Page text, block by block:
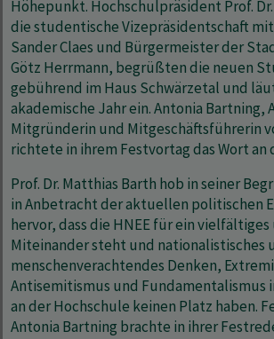
Höhepunkt. Hochschulpräsident Prof.
die studentische Vizepräsidentschaft
Sander Claes und Bürgermeister der
Götz Herrmann, begrüßten die neuen
gebührend im Haus Schwärzetal und
akademische Jahr ein. Antonia Bartning,
Mitgründerin und Mitgeschäftsführerin
richtete in ihrem Festvortag das Wort
Prof. Dr. Matthias Barth hob in seiner
in Anbetracht der aktuellen politischen
hervor, dass die HNEE für ein
Miteinander steht und nationalistisches
menschenverachtendes Denken,
Antisemitismus und Fundamentalismus
an der Hochschule keinen Platz haben.
Antonia Bartning brachte in ihrer